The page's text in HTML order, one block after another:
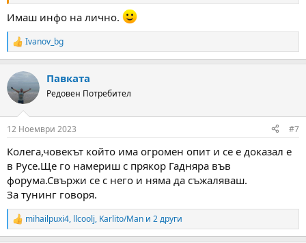
Имаш инфо на лично.
R
e
c
t
i
s
Ivanov_bg
Павката
Редовен Потребител
12 Ноември 2023 #7
Колега,човекът който има огромен опит и се е доказал е
в Русе.Ще го намериш с прякор Гадняра във
форума.Свържи се с него и няма да съжаляваш.
За тунинг говоря.
R
e
mihailpuxi4, llcoolj, Karlito/Man и 2 други